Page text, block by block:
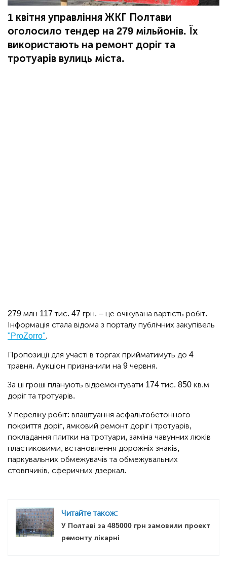
1 квітня управління ЖКГ Полтави
оголосило тендер на 279 мільйонів. Їх
використають на ремонт доріг та
тротуарів вулиць міста.
279 млн 117 тис. 47 грн. – це очікувана вартість робіт.
Інформація стала відома з порталу публічних закупівель
"ProZorro".
Пропозиції для участі в торгах прийматимуть до 4
травня. Аукціон призначили на 9 червня.
За ці гроші планують відремонтувати 174 тис. 850 кв.м
доріг та тротуарів.
У переліку робіт: влаштуання асфальтобетонного
покриття доріг, ямковий ремонт доріг і тротуарів,
покладання плитки на тротуари, заміна чавунних люків
пластиковими, встановлення дорожніх знаків,
паркувальних обмежувачів та обмежувальних
стовпчиків, сферичних дзеркал.
Читайте також:
У Полтаві за 485000 грн замовили проект
ремонту лікарні